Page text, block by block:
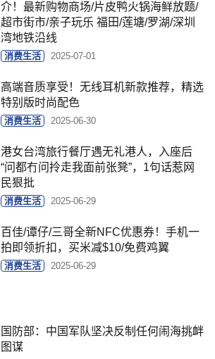
介！最新购物商场/片皮鸭火锅海鲜放题/
超市街市/亲子玩乐 福田/莲塘/罗湖/深圳
湾地铁沿线
消费生活 2025-07-01
高端音质享受！无线耳机新款推荐，精选
特别版时尚配色
消费生活 2025-06-30
港女台湾旅行餐厅遇无礼港人，入座后
“问都冇问拎走我面前张凳”，1句话惹网
民狠批
消费生活 2025-06-29
百佳/谭仔/三哥全新NFC优惠券！手机一
拍即领折扣，买米减$10/免费鸡翼
消费生活 2025-06-29
国防部：中国军队坚决反制任何闹海挑衅
图谋